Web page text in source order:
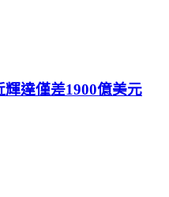
達僅差1900億美元